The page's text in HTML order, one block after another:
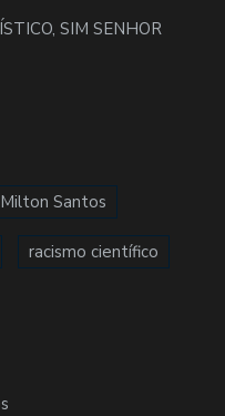
SIM SENHOR
Milton Santos
racismo científico